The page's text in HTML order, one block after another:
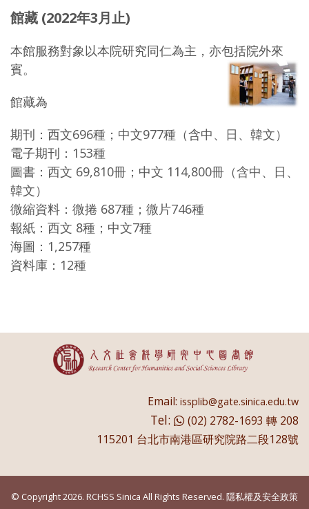
館藏 (2022年3月止)
本館服務對象以本院研究同仁為主，亦包括院外來
賓。
館藏為
期刊：西文696種；中文977種（含中、日、韓文）
電子期刊：153種
圖書：西文 69,810冊；中文 114,800冊（含中、日、
韓文）
微縮資料：微捲 687種；微片746種
報紙：西文 8種；中文7種
海圖：1,257種
資料庫：12種
Email: issplib@gate.sinica.edu.tw
Tel:
(02) 2782-1693 轉 208
115201 台北市南港區研究院路二段128號
© Copyright 2026. RCHSS Sinica All Rights Reserved. 隱私權及安全政策